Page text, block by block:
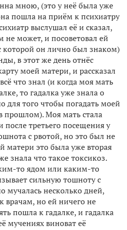
мною, (это у неё была уже
пошла на приём к психиатру
выслушал её и сказал,
может, и посоветовал ей
которой он лично был знаком)
в этот же день отнёс
моей матери, и рассказал
что знал (и когда моя мать
то гадалка уже знала о
для того чтобы погадать моей
прошлом). Моя мать стала
после третьего посещения у
с рвотой, но это был не
матери это была уже вторая
знала что такое токсикоз.
то ядом или каким-то
сильную тошноту с
мучалась несколько дней,
врачам, но ей ничего не
пошла к гадалке, и гадалка
мучениях виноват её